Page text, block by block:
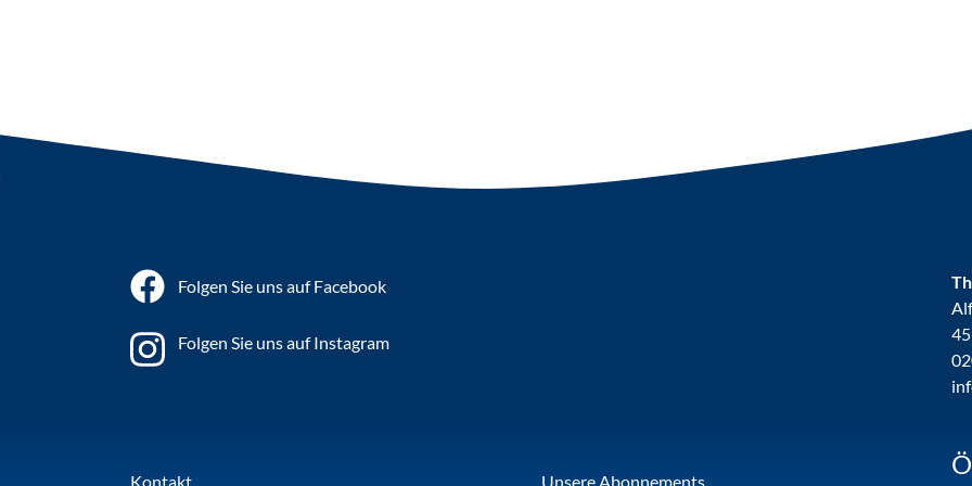
Folgen Sie uns auf Facebook
Folgen Sie uns auf Instagram
Kontakt Unsere Abonnements